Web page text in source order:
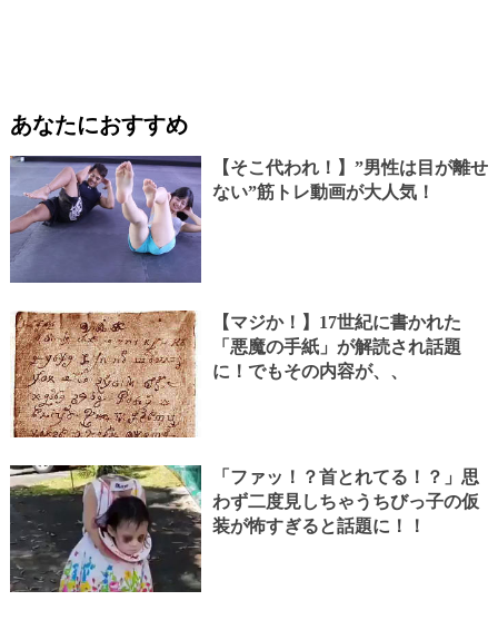
あなたにおすすめ
【そこ代われ！】”男性は目が離せ
ない”筋トレ動画が大人気！
【マジか！】17世紀に書かれた
「悪魔の手紙」が解読され話題
に！でもその内容が、、
「ファッ！？首とれてる！？」思
わず二度見しちゃうちびっ子の仮
装が怖すぎると話題に！！